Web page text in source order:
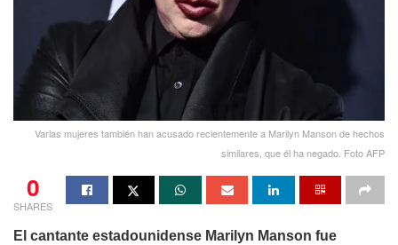
Varias mujeres también han acusado recientemente a Marilyn Manson de hechos
similares, que él ha negado. Foto AFP
0
SHARES
El cantante estadounidense Marilyn Manson fue